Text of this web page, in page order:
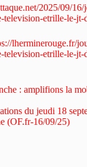
2025/09/
television-etrille-le-jt-
lherminerouge.fr/
television-etrille-le-jt-
: amplifions la
du jeudi 18
(OF.fr-16/09/25)